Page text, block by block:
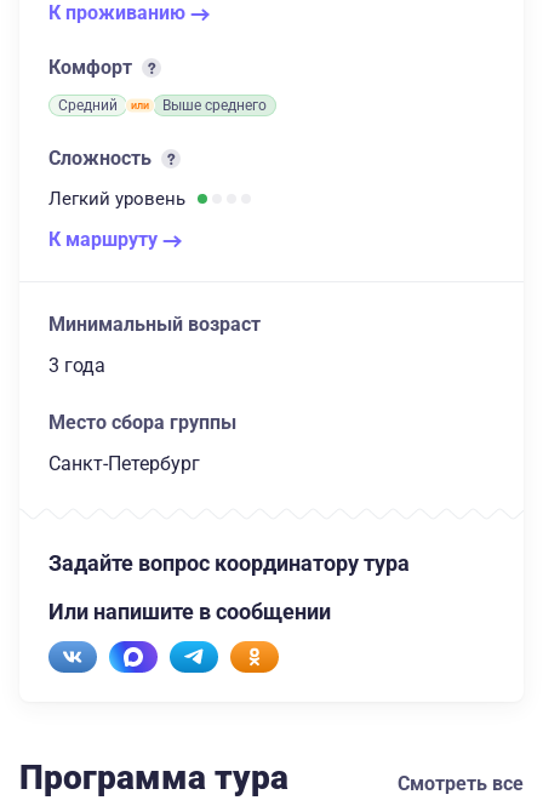
К проживанию
Комфорт
Средний Выше среднего
Сложность
Легкий уровень
К маршруту
Минимальный возраст
3 года
Место сбора группы
Санкт-Петербург
Задайте вопрос координатору тура
Или напишите в сообщении
Программа тура Смотреть все